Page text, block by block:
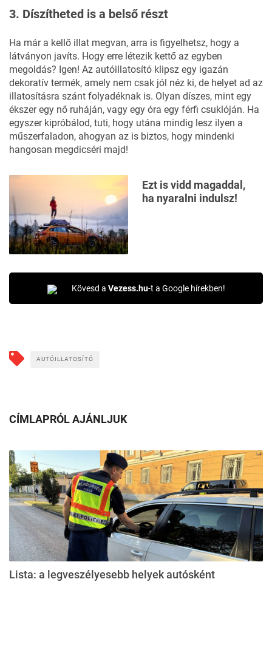
3. Díszítheted is a belső részt
Ha már a kellő illat megvan, arra is figyelhetsz, hogy a
látványon javíts. Hogy erre létezik kettő az egyben
megoldás? Igen! Az autóillatosító klipsz egy igazán
dekoratív termék, amely nem csak jól néz ki, de helyet ad az
illatosításra szánt folyadéknak is. Olyan díszes, mint egy
ékszer egy nő ruháján, vagy egy óra egy férfi csuklóján. Ha
egyszer kipróbálod, tuti, hogy utána mindig lesz ilyen a
műszerfaladon, ahogyan az is biztos, hogy mindenki
hangosan megdicséri majd!
Ezt is vidd magaddal,
ha nyaralni indulsz!
Kövesd a Vezess.hu-t a Google hírekben!
AUTÓILLATOSÍTÓ
CÍMLAPRÓL AJÁNLJUK
Lista: a legveszélyesebb helyek autósként